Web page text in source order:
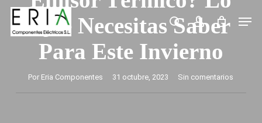
Saltar
contenido
buscaraccount
Que Necesitas Saber
Para Este Invierno
Por Eria Componentes 31 octubre, 2023 Sin comentarios